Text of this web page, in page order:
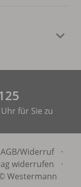
für Sie zu
AGB/Widerruf
·
widerrufen
·
Westermann